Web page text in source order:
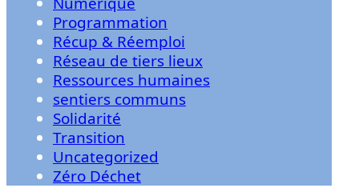
Programmation
Récup & Réemploi
Réseau de tiers lieux
Ressources humaines
sentiers communs
Solidarité
Transition
Uncategorized
Zéro Déchet